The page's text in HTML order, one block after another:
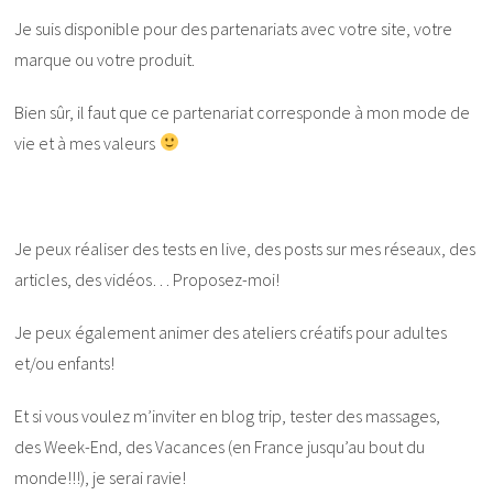
Je suis disponible pour des partenariats avec votre site, votre
marque ou votre produit.
Bien sûr, il faut que ce partenariat corresponde à mon mode de
vie et à mes valeurs
Je peux réaliser des tests en live, des posts sur mes réseaux, des
articles, des vidéos… Proposez-moi!
Je peux également animer des ateliers créatifs pour adultes
et/ou enfants!
Et si vous voulez m’inviter en blog trip, tester des massages,
des Week-End, des Vacances (en France jusqu’au bout du
monde!!!), je serai ravie!